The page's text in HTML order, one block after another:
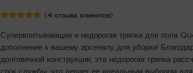
из 5 на
опроса
пользователя
(4отзыва клиентов)
Супервпитывающая и недорогая тряпка для пола
дополнение к вашему арсеналу для уборки!
долговечной конструкции, эта недорогая тряпка